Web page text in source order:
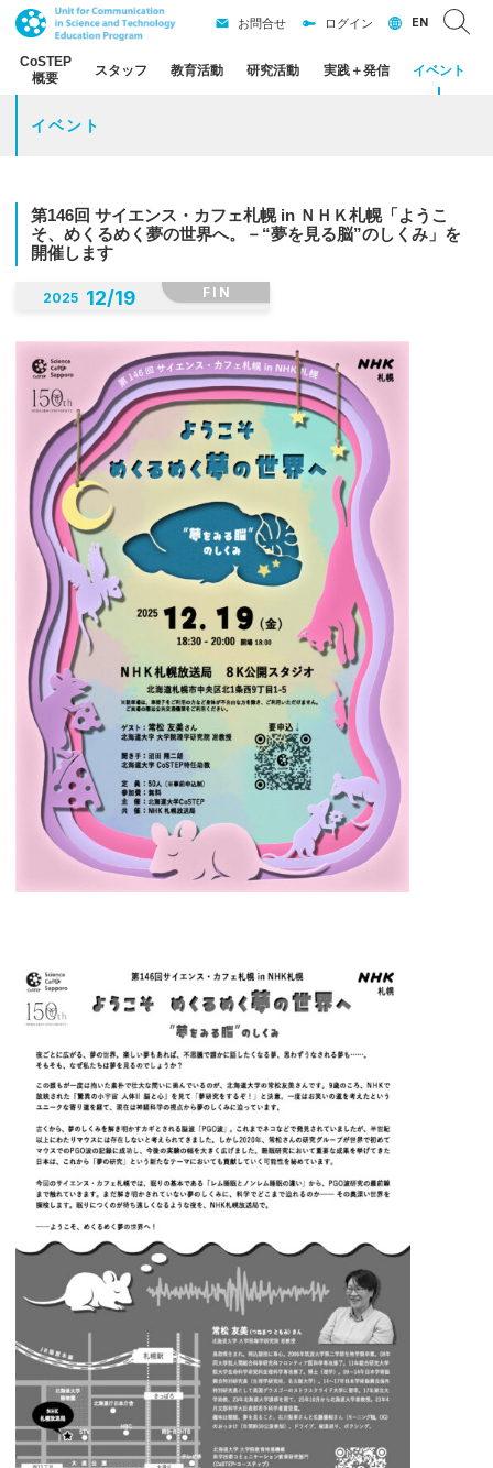
CoSTEP
概要
スタッフ 教育活動 研究活動 実践＋発信 イベント
お問合せ ログイン EN
イベント
第146回 サイエンス ・ カフェ札幌in ＮＨＫ札幌「ようこ
そ、 めくるめく 夢の世界へ。 －“夢を 見る脳”のしくみ」を
開催します
FIN
2025 12/19